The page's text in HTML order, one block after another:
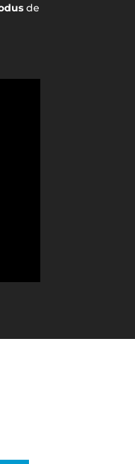
de